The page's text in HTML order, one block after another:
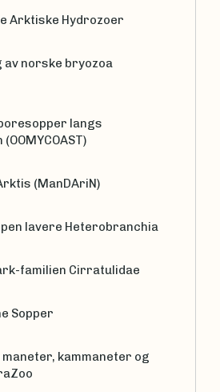
Arktiske Hydrozoer
norske bryozoa
langs
(ManDAriN)
lavere Heterobranchia
familien Cirratulidae
Sopper
kammaneter og